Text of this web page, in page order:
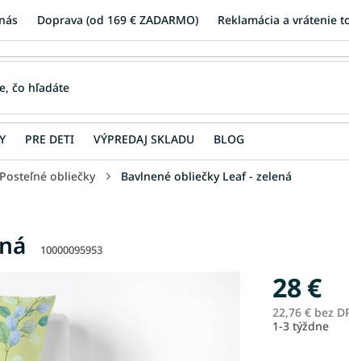
Doprava (od 169 € ZADARMO) Reklamácia a vrátenie
PRE DETI VÝPREDAJ SKLADU BLOG
Posteľné obliečky Bavlnené obliečky Leaf - zelená
10000095953
28 €
22,76 € bez
1-3 týždne